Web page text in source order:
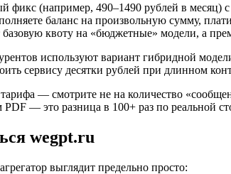
фикс (например, 490–1490 рублей в месяц)
баланс на произвольную сумму,
квоту на «бюджетные» модели, а
используют вариант гибридной
сервису десятки рублей при длинном
— смотрите не на количество
— это разница в 100+ раз по реальной
wegpt.ru
выглядит предельно просто: